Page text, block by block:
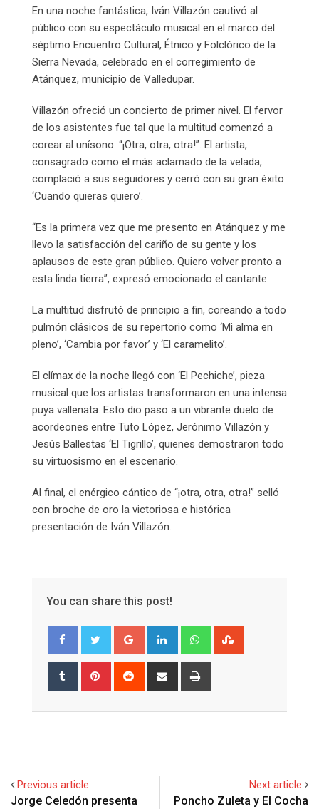
En una noche fantástica, Iván Villazón cautivó al
público con su espectáculo musical en el marco del
séptimo Encuentro Cultural, Étnico y Folclórico de la
Sierra Nevada, celebrado en el corregimiento de
Atánquez, municipio de Valledupar.
Villazón ofreció un concierto de primer nivel. El fervor
de los asistentes fue tal que la multitud comenzó a
corear al unísono: “¡Otra, otra, otra!”. El artista,
consagrado como el más aclamado de la velada,
complació a sus seguidores y cerró con su gran éxito
‘Cuando quieras quiero’.
“Es la primera vez que me presento en Atánquez y me
llevo la satisfacción del cariño de su gente y los
aplausos de este gran público. Quiero volver pronto a
esta linda tierra”, expresó emocionado el cantante.
La multitud disfrutó de principio a fin, coreando a todo
pulmón clásicos de su repertorio como ‘Mi alma en
pleno’, ‘Cambia por favor’ y ‘El caramelito’.
El clímax de la noche llegó con ‘El Pechiche’, pieza
musical que los artistas transformaron en una intensa
puya vallenata. Esto dio paso a un vibrante duelo de
acordeones entre Tuto López, Jerónimo Villazón y
Jesús Ballestas ‘El Tigrillo’, quienes demostraron todo
su virtuosismo en el escenario.
Al final, el enérgico cántico de “¡otra, otra, otra!” selló
con broche de oro la victoriosa e histórica
presentación de Iván Villazón.
You can share this post!
Google+ LinkedIn Whatsapp
Tumblr Pinterest Reddit
Share
Previous article
Jorge Celedón presenta
Next article
Poncho Zuleta y El Cocha